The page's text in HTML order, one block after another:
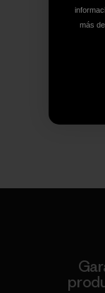
más